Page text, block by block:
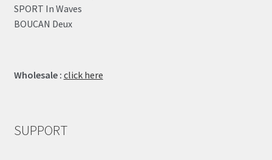
SPORT In Waves
BOUCAN Deux
Wholesale : click here
SUPPORT